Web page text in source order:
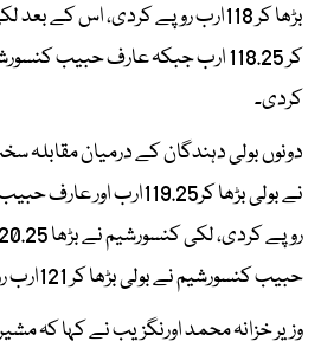
بڑھا کر 118ارب روپے کردی، اس کے
کردی۔
دونوں بولی دہندگان کے درمیان مقابلہ
حبیب کنسورشیم نے بولی بڑھا کر 121ارب روپے کردی۔
وزیر خزانہ محمد اورنگزیب نے کہا کہ